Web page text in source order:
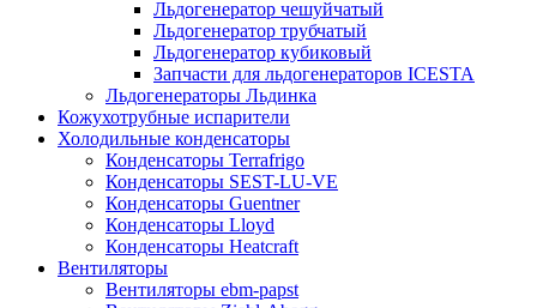
Льдогенератор чешуйчатый
Льдогенератор трубчатый
Льдогенератор кубиковый
Запчасти для льдогенераторов ICESTA
Льдогенераторы Льдинка
Кожухотрубные испарители
Холодильные конденсаторы
Конденсаторы Terrafrigo
Конденсаторы SEST-LU-VE
Конденсаторы Guentner
Конденсаторы Lloyd
Конденсаторы Heatcraft
Вентиляторы
Вентиляторы ebm-papst